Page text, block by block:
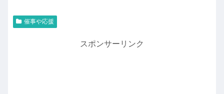
催事や応援
スポンサーリンク